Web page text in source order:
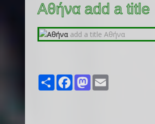
Αθήνα add a title
Share FacebookMastodon